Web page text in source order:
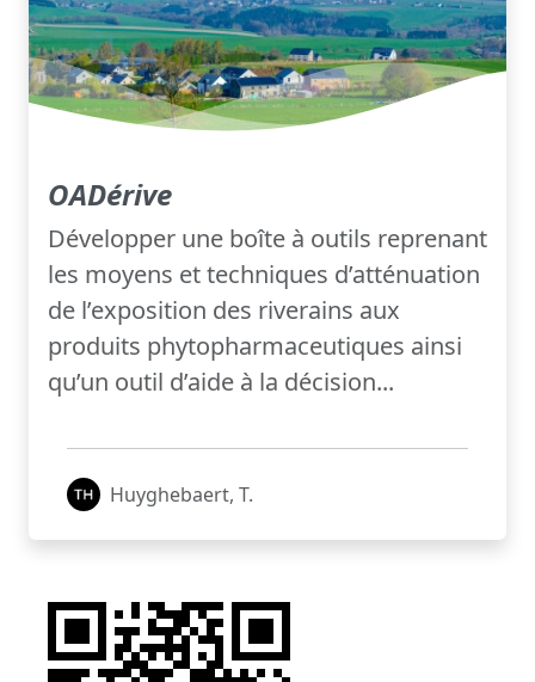
OADérive
Développer une boîte à outils reprenant
les moyens et techniques d’atténuation
de l’exposition des riverains aux
produits phytopharmaceutiques ainsi
qu’un outil d’aide à la décision...
Huyghebaert, T.